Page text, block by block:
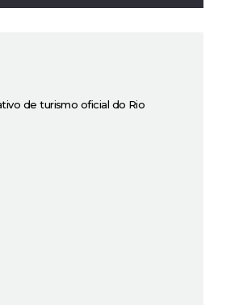
de turismo oficial do Rio